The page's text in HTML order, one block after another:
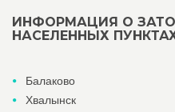
ИНФОРМАЦИЯ О
НАСЕЛЕННЫХ
Балаково
Хвалынск